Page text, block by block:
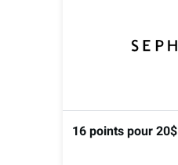
16 pointspour 20$